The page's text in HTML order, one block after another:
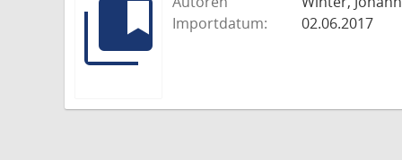
Importdatum:
02.06.2017